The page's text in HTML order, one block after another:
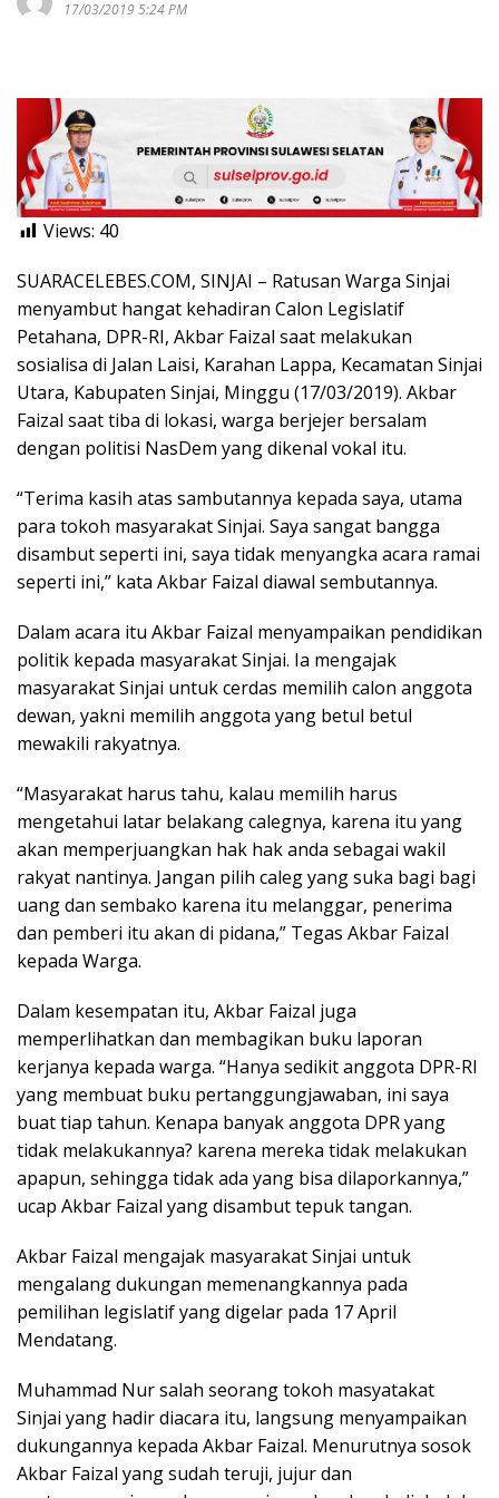
17/03/2019 5:24 PM
Views: 40
SUARACELEBES.COM, SINJAI – Ratusan Warga Sinjai
menyambut hangat kehadiran Calon Legislatif
Petahana, DPR-RI, Akbar Faizal saat melakukan
sosialisa di Jalan Laisi, Karahan Lappa, Kecamatan Sinjai
Utara, Kabupaten Sinjai, Minggu (17/03/2019). Akbar
Faizal saat tiba di lokasi, warga berjejer bersalam
dengan politisi NasDem yang dikenal vokal itu.
“Terima kasih atas sambutannya kepada saya, utama
para tokoh masyarakat Sinjai. Saya sangat bangga
disambut seperti ini, saya tidak menyangka acara ramai
seperti ini,” kata Akbar Faizal diawal sembutannya.
Dalam acara itu Akbar Faizal menyampaikan pendidikan
politik kepada masyarakat Sinjai. Ia mengajak
masyarakat Sinjai untuk cerdas memilih calon anggota
dewan, yakni memilih anggota yang betul betul
mewakili rakyatnya.
“Masyarakat harus tahu, kalau memilih harus
mengetahui latar belakang calegnya, karena itu yang
akan memperjuangkan hak hak anda sebagai wakil
rakyat nantinya. Jangan pilih caleg yang suka bagi bagi
uang dan sembako karena itu melanggar, penerima
dan pemberi itu akan di pidana,” Tegas Akbar Faizal
kepada Warga.
Dalam kesempatan itu, Akbar Faizal juga
memperlihatkan dan membagikan buku laporan
kerjanya kepada warga. “Hanya sedikit anggota DPR-RI
yang membuat buku pertanggungjawaban, ini saya
buat tiap tahun. Kenapa banyak anggota DPR yang
tidak melakukannya? karena mereka tidak melakukan
apapun, sehingga tidak ada yang bisa dilaporkannya,”
ucap Akbar Faizal yang disambut tepuk tangan.
Akbar Faizal mengajak masyarakat Sinjai untuk
mengalang dukungan memenangkannya pada
pemilihan legislatif yang digelar pada 17 April
Mendatang.
Muhammad Nur salah seorang tokoh masyatakat
Sinjai yang hadir diacara itu, langsung menyampaikan
dukungannya kepada Akbar Faizal. Menurutnya sosok
Akbar Faizal yang sudah teruji, jujur dan